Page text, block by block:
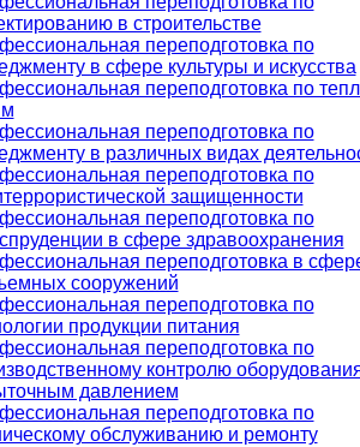
в строительстве
переподготовка по
в сфере культуры и искусства
переподготовка по
переподготовка по
в различных видах
переподготовка по
защищенности
переподготовка по
в сфере здравоохранения
переподготовка в
сооружений
переподготовка по
продукции питания
переподготовка по
контролю
давлением
переподготовка по
обслуживанию и ремонту